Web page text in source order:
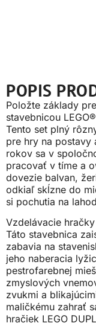
POPIS
Položte základy
stavebnicou
Tento set plný
pre hry na postavy
rokov sa v
pracovať v tíme a
dovezie balvan,
odkiaľ skĺzne do
si pochutia na
Vzdelávacie
Táto stavebnica
zabavia na
jeho naberacia
pestrofarebnej
zmyslových
zvukmi a
maličkému zahrať
hračiek LEGO